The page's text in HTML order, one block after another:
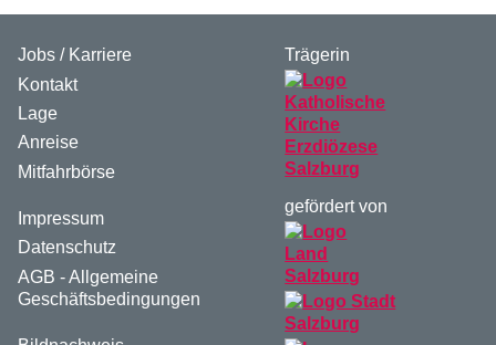
Jobs / Karriere
Kontakt
Lage
Anreise
Mitfahrbörse
Impressum
Datenschutz
AGB - Allgemeine
Geschäftsbedingungen
Trägerin
gefördert von